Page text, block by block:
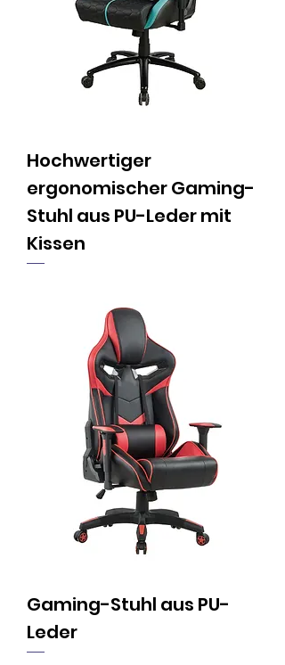
Hochwertiger
ergonomischer Gaming-
Stuhl aus PU-Leder mit
Kissen
Gaming-Stuhl aus PU-
Leder